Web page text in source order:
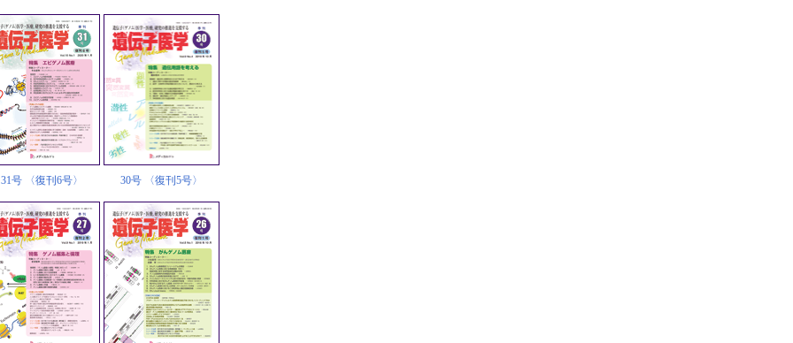
31号 〈復刊6号〉 30号 〈復刊5号〉